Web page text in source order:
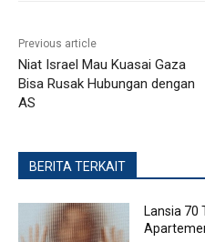
Previous article
Niat Israel Mau Kuasai Gaza
Bisa Rusak Hubungan dengan
AS
BERITA TERKAIT
Lansia 70